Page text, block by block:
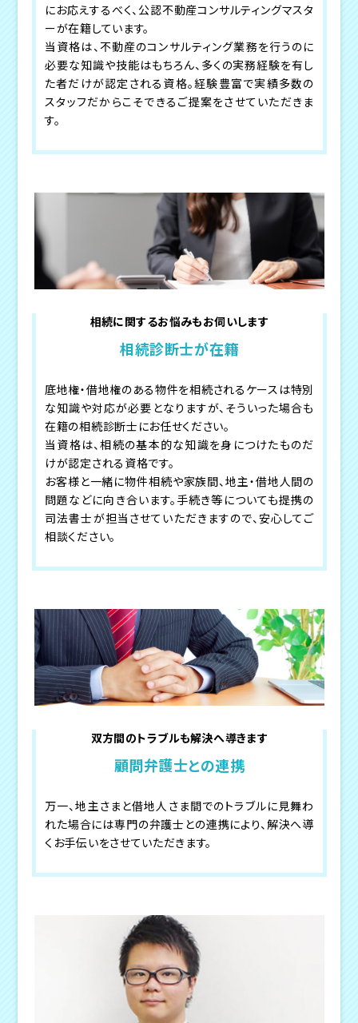
にお応えするべく、公認不動産コンサルティングマスタ
ーが在籍しています。
当資格は、不動産のコンサルティング業務を行うのに
必要な知識や技能はもちろん、多くの実務経験を有し
た者だけが認定される資格。経験豊富で実績多数の
スタッフだからこそできるご提案をさせていただきま
す。
相続に関するお悩みもお伺いします
相続診断士が在籍
底地権・借地権のある物件を相続されるケースは特別
な知識や対応が必要となりますが、そういった場合も
在籍の相続診断士にお任せください。
当資格は、相続の基本的な知識を身につけたものだ
けが認定される資格です。
お客様と一緒に物件相続や家族間、地主・借地人間の
問題などに向き合います。手続き等についても提携の
司法書士が担当させていただきますので、安心してご
相談ください。
双方間のトラブルも解決へ導きます
顧問弁護士との連携
万一、地主さまと借地人さま間でのトラブルに見舞わ
れた場合には専門の弁護士との連携により、解決へ導
くお手伝いをさせていただきます。